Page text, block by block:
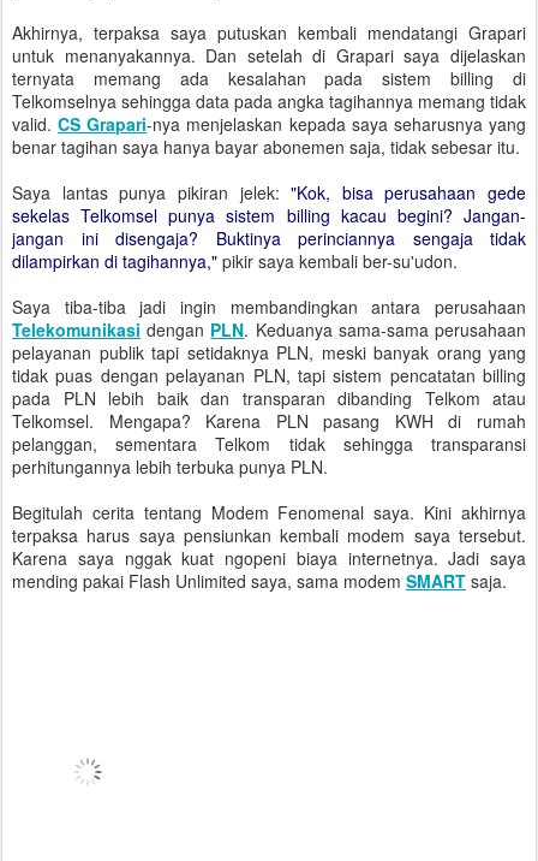
Akhirnya, terpaksa saya putuskan kembali mendatangi Grapari
untuk menanyakannya. Dan setelah di Grapari saya dijelaskan
ternyata memang ada kesalahan pada sistem billing di
Telkomselnya sehingga data pada angka tagihannya memang tidak
valid.CS Grapari-nya menjelaskan kepada saya seharusnya yang
benar tagihan saya hanya bayar abonemen saja, tidak sebesar itu.
Saya lantas punya pikiran jelek:"Kok, bisa perusahaan gede
sekelas Telkomsel punya sistem billing kacau begini? Jangan-
jangan ini disengaja? Buktinya perinciannya sengaja tidak
dilampirkan di tagihannya," pikir saya kembali ber-su'udon.
Saya tiba-tiba jadi ingin membandingkan antara perusahaan
Telekomunikasi dengan PLN. Keduanya sama-sama perusahaan
pelayanan publik tapi setidaknya PLN, meski banyak orang yang
tidak puas dengan pelayanan PLN, tapi sistem pencatatan billing
pada PLN lebih baik dan transparan dibanding Telkom atau
Telkomsel. Mengapa? Karena PLN pasang KWH di rumah
pelanggan, sementara Telkom tidak sehingga transparansi
perhitungannya lebih terbuka punya PLN.
Begitulah cerita tentang Modem Fenomenal saya. Kini akhirnya
terpaksa harus saya pensiunkan kembali modem saya tersebut.
Karena saya nggak kuat ngopeni biaya internetnya. Jadi saya
mending pakai Flash Unlimited saya, sama modem SMART saja.